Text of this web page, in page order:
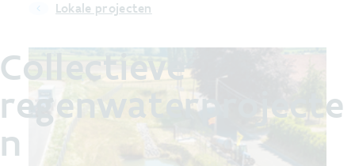
Lokale projecten
Collectieve
regenwaterprojecte
n